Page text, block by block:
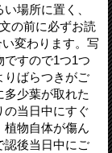
場所に置く、
の前に必ずお読
変わります。写
すので1つ1つ
りばらつきがご
多少葉が取れた
の当日中にすぐ
植物自体が傷ん
後当日中にご